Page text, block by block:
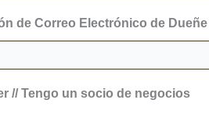
de Correo Electrónico de Dueñe
// Tengo un socio de negocios